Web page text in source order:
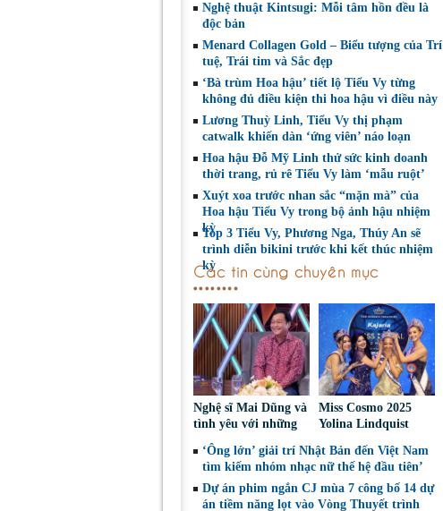
Nghệ thuật Kintsugi: Mỗi tâm hồn đều là
độc bản
Menard Collagen Gold – Biểu tượng của Trí
tuệ, Trái tim và Sắc đẹp
‘Bà trùm Hoa hậu’ tiết lộ Tiểu Vy từng
không đủ điều kiện thi hoa hậu vì điều này
Lương Thuỳ Linh, Tiểu Vy thị phạm
catwalk khiến dàn ‘ứng viên’ náo loạn
Hoa hậu Đỗ Mỹ Linh thử sức kinh doanh
thời trang, rủ rê Tiểu Vy làm ‘mẫu ruột’
Xuýt xoa trước nhan sắc “mặn mà” của
Hoa hậu Tiểu Vy trong bộ ảnh hậu nhiệm
kỳ
Top 3 Tiểu Vy, Phương Nga, Thúy An sẽ
trình diễn bikini trước khi kết thúc nhiệm
kỳ
Các tin cùng chuyên mục
Nghệ sĩ Mai Dũng và
tình yêu với những
Miss Cosmo 2025
Yolina Lindquist
đại diện mới tranh
tài Miss Cosmo 2026
‘Ông lớn’ giải trí Nhật Bản đến Việt Nam
tìm kiếm nhóm nhạc nữ thế hệ đầu tiên’
Dự án phim ngắn CJ mùa 7 công bố 14 dự
án tiềm năng lọt vào Vòng Thuyết trình